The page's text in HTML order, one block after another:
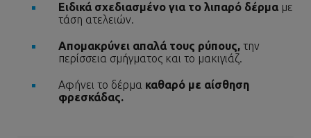
Ειδικά σχεδιασμένο για το λιπαρό δέρμα με
τάση ατελειών.
Απομακρύνει απαλά τους ρύπους, την
περίσσεια σμήγματος και το μακιγιάζ.
Αφήνει το δέρμα καθαρό με αίσθηση
φρεσκάδας.